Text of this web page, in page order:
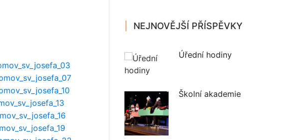
NEJNOVĚJŠÍ PŘÍSPĚVKY
Úřední hodiny
Školní akademie